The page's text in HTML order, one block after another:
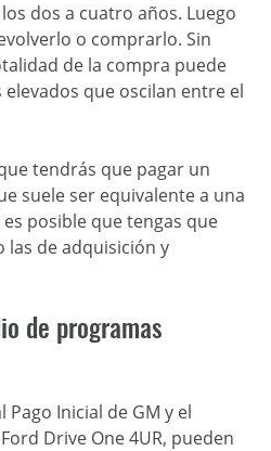
dos a cuatro años. Luego
o comprarlo. Sin
de la compra puede
que oscilan entre el
tendrás que pagar un
suele ser equivalente a una
posible que tengas que
las de adquisición y
de programas
Pago Inicial de GM y el
Drive One 4UR, pueden